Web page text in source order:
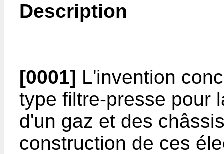
Description
[0001] L'invention
type filtre-presse pour
d'un gaz et des
construction de ces